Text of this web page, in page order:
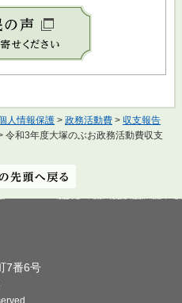
人情報保護 > 政務活動費 > 収支報告
令和3年度大塚のぶお政務活動費収支
7番6号